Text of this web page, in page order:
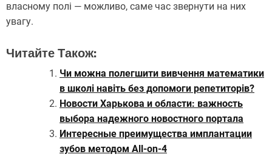
власному полі — можливо, саме час звернути на них
увагу.
Читайте Також:
Чи можна полегшити вивчення математики
в школі навіть без допомоги репетиторів?
Новости Харькова и области: важность
выбора надежного новостного портала
Интересные преимущества имплантации
зубов методом All-on-4